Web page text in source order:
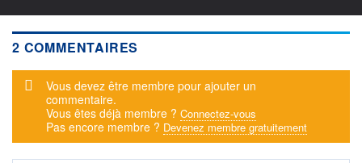
2 COMMENTAIRES
Message d'alerte
Vous devez être membre pour ajouter un
commentaire.
Vous êtes déjà membre ? Connectez-vous
Pas encore membre ? Devenez membre gratuitement